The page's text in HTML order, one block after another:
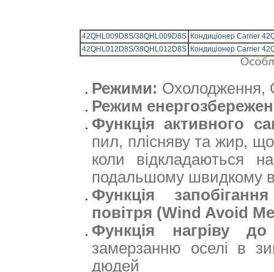
42QHL009D8S/38QHL009D8S Кондиціонер Carrier
42QHL012D8S/38QHL012D8S Кондиціонер Carrier
Режими: Охолодження,
Режим
Функція активного
пил, плісняву та жир,
коли відкладаються
подальшому швидкому
Функція
повітря (Wind Avoid
Функція нагріву
замерзанню оселі в
дюдей